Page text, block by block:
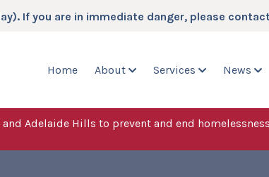
If you are in immediate danger, please
Home About Services News
Adelaide Hills to prevent and end